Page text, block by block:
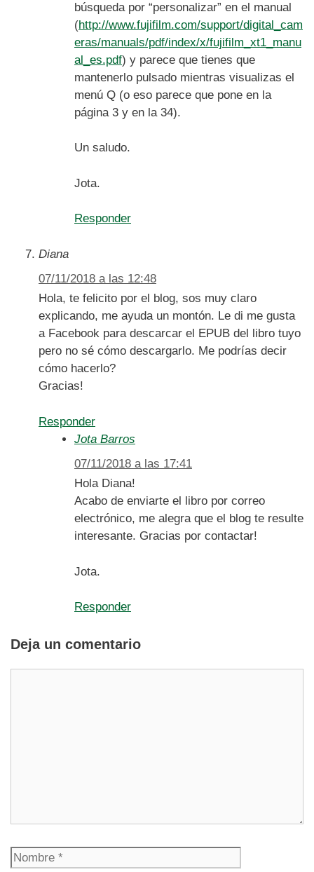
búsqueda por “personalizar” en el manual
(http://www.fujifilm.com/support/digital_cam
eras/manuals/pdf/index/x/fujifilm_xt1_manu
al_es.pdf) y parece que tienes que
mantenerlo pulsado mientras visualizas el
menú Q (o eso parece que pone en la
página 3 y en la 34).
Un saludo.
Jota.
Responder
Diana
07/11/2018 a las 12:48
Hola, te felicito por el blog, sos muy claro
explicando, me ayuda un montón. Le di me gusta
a Facebook para descarcar el EPUB del libro tuyo
pero no sé cómo descargarlo. Me podrías decir
cómo hacerlo?
Gracias!
Responder
Jota Barros
07/11/2018 a las 17:41
Hola Diana!
Acabo de enviarte el libro por correo
electrónico, me alegra que el blog te resulte
interesante. Gracias por contactar!
Jota.
Responder
Deja un comentario
Nombre